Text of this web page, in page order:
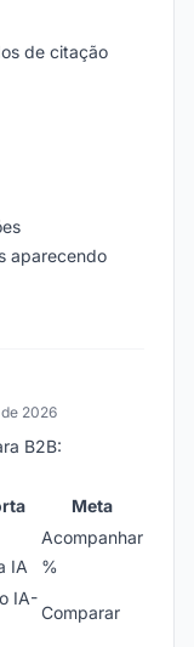
de citação
aparecendo
2026
B2B:
Meta
IA
Acompanhar
%
IA-
Comparar